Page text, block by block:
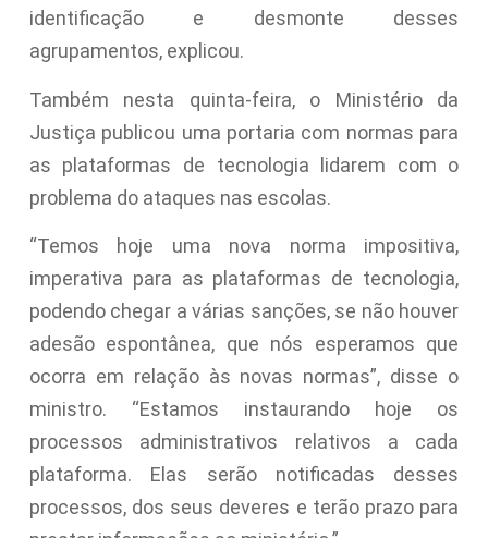
identificação e desmonte desses
agrupamentos, explicou.
Também nesta quinta-feira, o Ministério da
Justiça publicou uma portaria com normas para
as plataformas de tecnologia lidarem com o
problema do ataques nas escolas.
“Temos hoje uma nova norma impositiva,
imperativa para as plataformas de tecnologia,
podendo chegar a várias sanções, se não houver
adesão espontânea, que nós esperamos que
ocorra em relação às novas normas”, disse o
ministro. “Estamos instaurando hoje os
processos administrativos relativos a cada
plataforma. Elas serão notificadas desses
processos, dos seus deveres e terão prazo para